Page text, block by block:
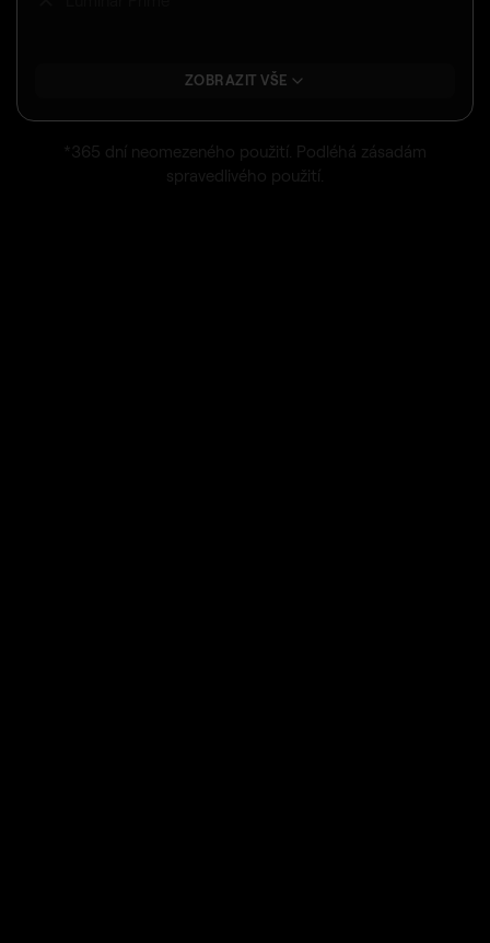
ZOBRAZIT VŠE
*365 dní neomezeného použití. Podléhá zásadám
spravedlivého použití.